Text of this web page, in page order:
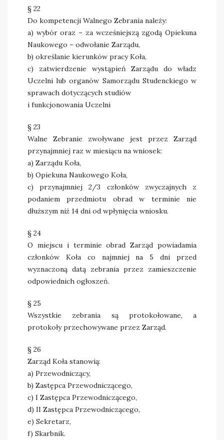
§ 22
Do kompetencji Walnego Zebrania należy:
a) wybór oraz – za wcześniejszą zgodą Opiekuna
Naukowego – odwołanie Zarządu,
b) określanie kierunków pracy Koła,
c) zatwierdzenie wystąpień Zarządu do władz
Uczelni lub organów Samorządu Studenckiego w
sprawach dotyczących studiów
i funkcjonowania Uczelni
§ 23
Walne Zebranie zwoływane jest przez Zarząd
przynajmniej raz w miesiącu na wniosek:
a) Zarządu Koła,
b) Opiekuna Naukowego Koła,
c) przynajmniej 2/3 członków zwyczajnych z
podaniem przedmiotu obrad w terminie nie
dłuższym niż 14 dni od wpłynięcia wniosku.
§ 24
O miejscu i terminie obrad Zarząd powiadamia
członków Koła co najmniej na 5 dni przed
wyznaczoną datą zebrania przez zamieszczenie
odpowiednich ogłoszeń.
§ 25
Wszystkie zebrania są protokołowane, a
protokoły przechowywane przez Zarząd.
§ 26
Zarząd Koła stanowią:
a) Przewodniczący,
b) Zastępca Przewodniczącego,
c) I Zastępca Przewodniczącego,
d) II Zastępca Przewodniczącego,
e) Sekretarz,
f) Skarbnik.